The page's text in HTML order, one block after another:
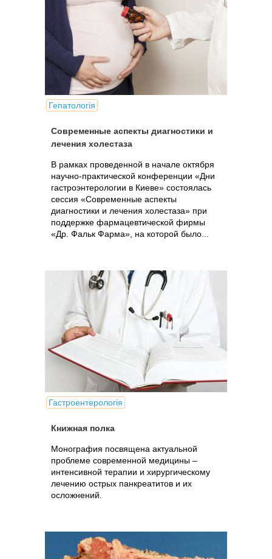
Гепатологія
Современные аспекты диагностики и
лечения холестаза
В рамках проведенной в начале октября
научно-практической конференции «Дни
гастроэнтерологии в Киеве» состоялась
сессия «Современные аспекты
диагностики и лечения холестаза» при
поддержке фармацевтической фирмы
«Др. Фальк Фарма», на которой было...
Гастроентерологія
Книжная полка
Монография посвящена актуальной
проблеме современной медицины –
интенсивной терапии и хирургическому
лечению острых панкреатитов и их
осложнений.